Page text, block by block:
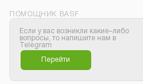
ПОМОЩНИК BASF
Если у вас возникли какие–либо
вопросы, то напишите нам в
Telegram
Перейти